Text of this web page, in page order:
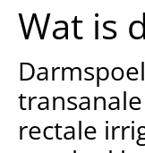
Wat is
rectale